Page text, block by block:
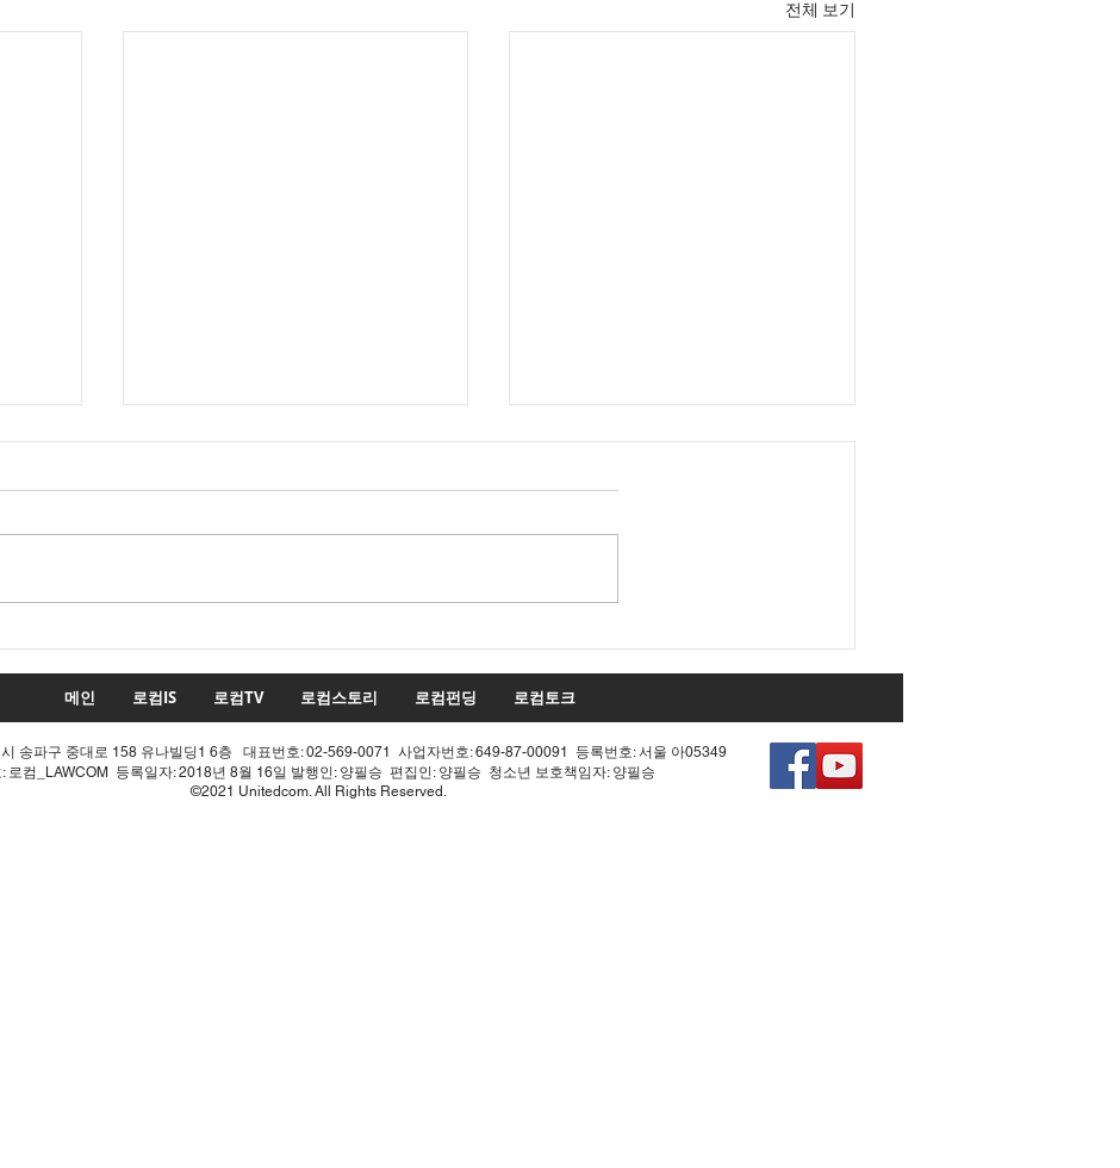
전체 보기
개헌', 의장 실언 한 방에 완전
침몰!
'제10차 헌법 개정'의 비참한
몰락.
메인 로컴IS 로컴TV 로컴스토리 로컴펀딩 로컴토크
시 송파구 중대로 158 유나빌딩1 6층 대표번호: 02-569-0071 사업자번호: 649-87-00091 등록번호: 서울 아05349
로컴_LAWCOM 등록일자: 2018년 8월 16일 발행인: 양필승 편집인: 양필승 청소년 보호책임자: 양필승
©2021 Unitedcom. All Rights Reserved.